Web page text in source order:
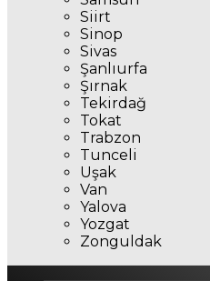
Siirt
Sinop
Sivas
Şanlıurfa
Şırnak
Tekirdağ
Tokat
Trabzon
Tunceli
Uşak
Van
Yalova
Yozgat
Zonguldak